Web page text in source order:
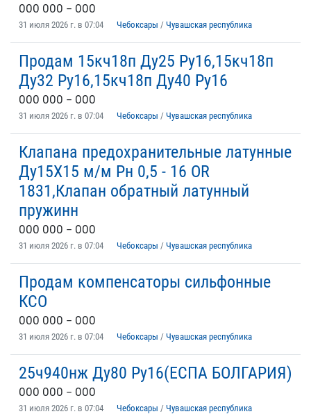
ООО ООО – ООО
31 июля 2026 г. в 07:04 Чебоксары / Чувашская республика
Продам 15кч18п Ду25 Ру16,15кч18п
Ду32 Ру16,15кч18п Ду40 Ру16
ООО ООО – ООО
31 июля 2026 г. в 07:04 Чебоксары / Чувашская республика
Клапана предохранительные латунные
Ду15Х15 м/м Рн 0,5 - 16 OR
1831,Клапан обратный латунный
пружинн
ООО ООО – ООО
31 июля 2026 г. в 07:04 Чебоксары / Чувашская республика
Продам компенсаторы сильфонные
КСО
ООО ООО – ООО
31 июля 2026 г. в 07:04 Чебоксары / Чувашская республика
25ч940нж Ду80 Ру16(ЕСПА БОЛГАРИЯ)
ООО ООО – ООО
31 июля 2026 г. в 07:04 Чебоксары / Чувашская республика